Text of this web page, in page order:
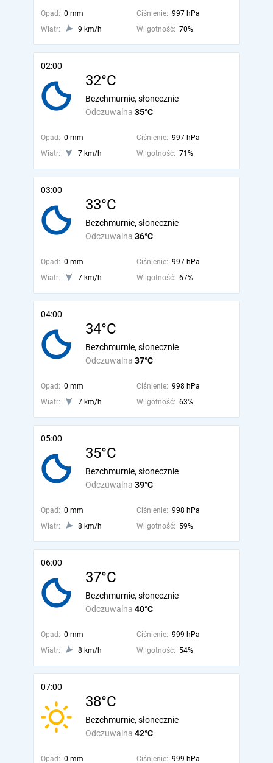
Opad: 0 mm Ciśnienie: 997 hPa
Wiatr:
9 km/h Wilgotność: 70%
02:00
32°C
Odczuwalna 35°C
Bezchmurnie, słonecznie
Opad: 0 mm Ciśnienie: 997 hPa
Wiatr:
7 km/h Wilgotność: 71%
03:00
33°C
Odczuwalna 36°C
Bezchmurnie, słonecznie
Opad: 0 mm Ciśnienie: 997 hPa
Wiatr:
7 km/h Wilgotność: 67%
04:00
34°C
Odczuwalna 37°C
Bezchmurnie, słonecznie
Opad: 0 mm Ciśnienie: 998 hPa
Wiatr:
7 km/h Wilgotność: 63%
05:00
35°C
Odczuwalna 39°C
Bezchmurnie, słonecznie
Opad: 0 mm Ciśnienie: 998 hPa
Wiatr:
8 km/h Wilgotność: 59%
06:00
37°C
Odczuwalna 40°C
Bezchmurnie, słonecznie
Opad: 0 mm Ciśnienie: 999 hPa
Wiatr:
8 km/h Wilgotność: 54%
07:00
38°C
Odczuwalna 42°C
Bezchmurnie, słonecznie
Opad: 0 mm Ciśnienie: 999 hPa